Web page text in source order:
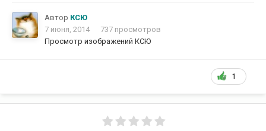
Автор КСЮ
7 июня, 2014
737 просмотров
Просмотр изображений КСЮ
1